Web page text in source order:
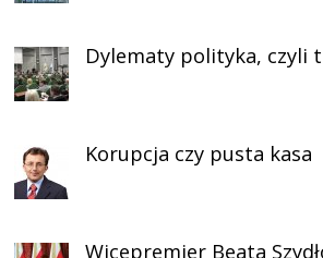
Dylematy polityka, czyli
Korupcja czy pusta kasa
Wicepremier Beata